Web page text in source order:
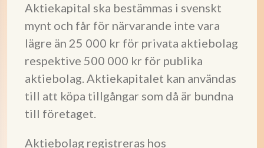
Aktiekapital ska bestämmas i svenskt
mynt och får för närvarande inte vara
lägre än 25 000 kr för privata aktiebolag
respektive 500 000 kr för publika
aktiebolag. Aktiekapitalet kan användas
till att köpa tillgångar som då är bundna
till företaget.
Aktiebolag registreras hos